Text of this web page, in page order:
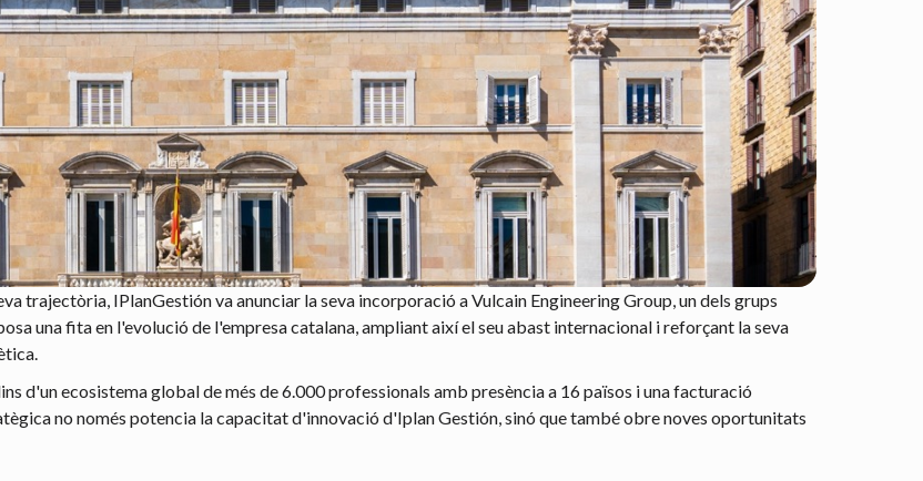
trajectòria, IPlanGestión va anunciar la seva incorporació a Vulcain Engineering Group, un dels grups
una fita en l'evolució de l'empresa catalana, ampliant així el seu abast internacional i reforçant la seva
d'un ecosistema global de més de 6.000 professionals amb presència a 16 països i una facturació
no només potencia la capacitat d'innovació d'Iplan Gestión, sinó que també obre noves oportunitats